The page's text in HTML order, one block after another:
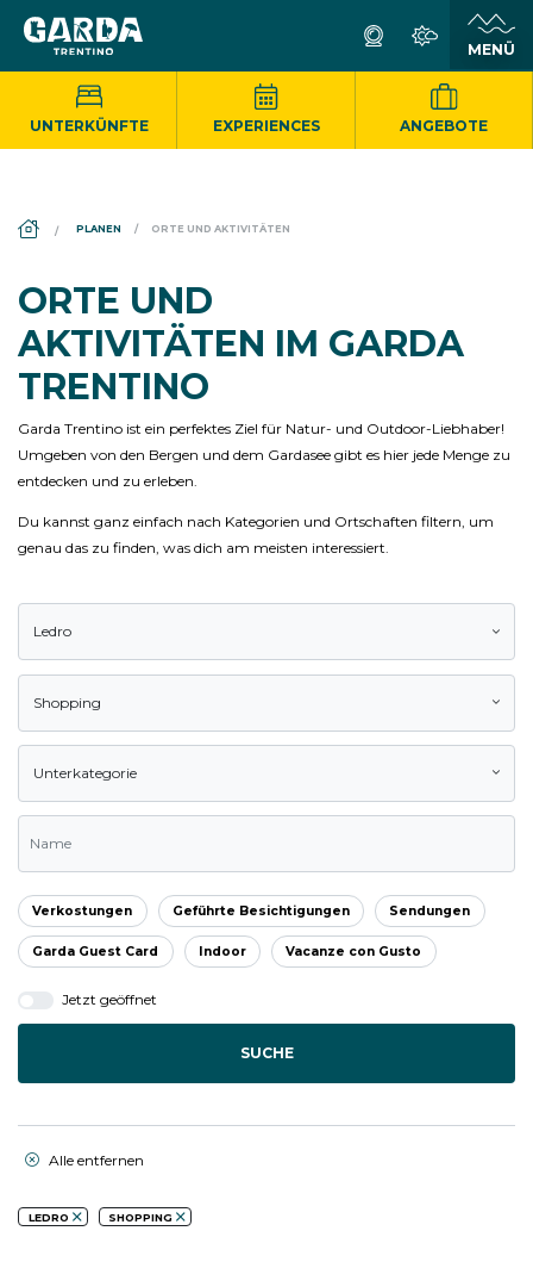
UNTERKÜNFTE EXPERIENCES ANGEBOTE
DS_BREADCRUMB.HOME
PLANEN ORTE UND AKTIVITÄTEN
ORTE UND
AKTIVITÄTEN IM GARDA
TRENTINO
Garda Trentino ist ein perfektes Ziel für Natur- und Outdoor-Liebhaber!
Umgeben von den Bergen und dem Gardasee gibt es hier jede Menge zu
entdecken und zu erleben.
Du kannst ganz einfach nach Kategorien und Ortschaften filtern, um
genau das zu finden, was dich am meisten interessiert.
Ledro
Shopping
Unterkategorie
Verkostungen Geführte Besichtigungen Sendungen
Garda Guest Card Indoor Vacanze con Gusto
Jetzt geöffnet
SUCHE
Alle entfernen
LEDRO SHOPPING